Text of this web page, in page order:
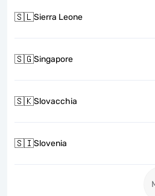
🇸🇱Sierra Leone
🇸🇬Singapore
🇸🇰Slovacchia
🇸🇮Slovenia